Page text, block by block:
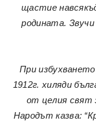
щастие
родината.
При
1912г. хиляди
от целия свят
Народът казва: